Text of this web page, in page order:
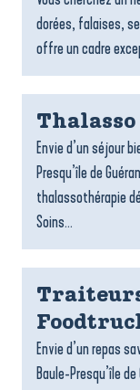
dorées, falaises,
offre un cadre
Envie d’un séjour
Presqu’île de
thalassothérapie
Soins...
Envie d’un repas
Baule-Presqu’île